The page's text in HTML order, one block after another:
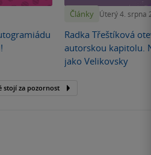
Články Úterý 4. srpna
Radka Třeštíková
autorskou kapitolu.
jako Velikovsky
stojí za pozornost